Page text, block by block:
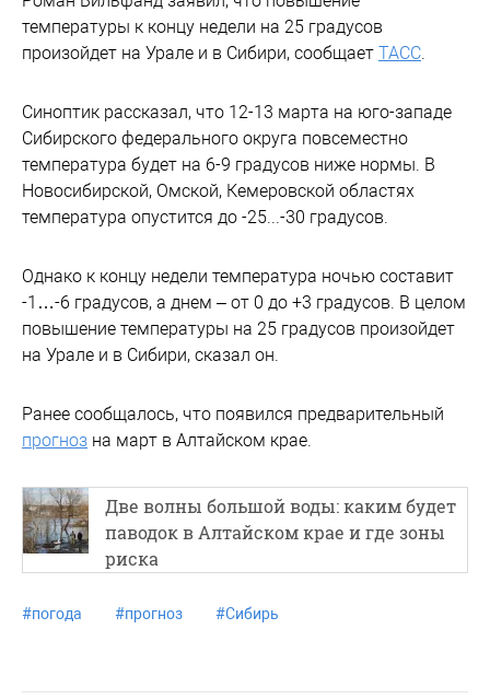
температуры к концу недели на 25 градусов
произойдет на Урале и в Сибири, сообщает ТАСС.
Синоптик рассказал, что 12-13 марта на юго-западе
Сибирского федерального округа повсеместно
температура будет на 6-9 градусов ниже нормы. В
Новосибирской, Омской, Кемеровской областях
температура опустится до -25...-30 градусов.
Однако к концу недели температура ночью составит
-1…-6 градусов, а днем – от 0 до +3 градусов. В целом
повышение температуры на 25 градусов произойдет
на Урале и в Сибири, сказал он.
Ранее сообщалось, что появился предварительный
прогноз на март в Алтайском крае.
Две волны большой воды: каким будет
паводок в Алтайском крае и где зоны
риска
#погода #прогноз #Сибирь